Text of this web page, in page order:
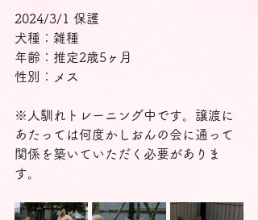
2024/3/1 保護
犬種：雑種
年齢：推定2歳5ヶ月
性別：メス
※人馴れトレーニング中です。譲渡に
あたっては何度かしおんの会に通って
関係を築いていただく必要がありま
す。